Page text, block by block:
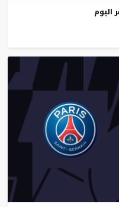
اليوم